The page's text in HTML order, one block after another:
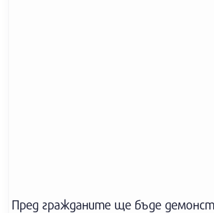
Пред гражданите ще бъде